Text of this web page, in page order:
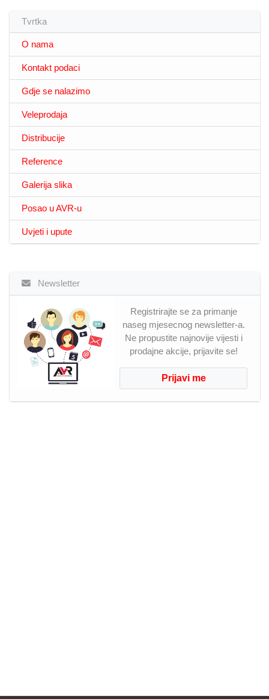
Tvrtka
O nama
Kontakt podaci
Gdje se nalazimo
Veleprodaja
Distribucije
Reference
Galerija slika
Posao u AVR-u
Uvjeti i upute
Newsletter
Registrirajte se za primanje
naseg mjesecnog newsletter-a.
Ne propustite najnovije vijesti i
prodajne akcije, prijavite se!
Prijavi me